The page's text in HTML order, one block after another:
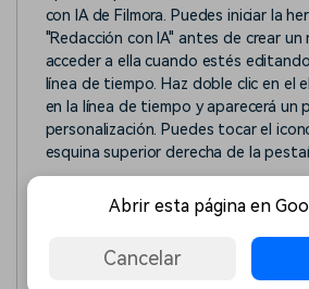
con IA de Filmora. Puedes iniciar la
"Redacción con IA" antes de crear
acceder a ella cuando estés
línea de tiempo. Haz doble clic en el
en la línea de tiempo y aparecerá un
personalización. Puedes tocar el
esquina superior derecha de la
Abrir esta página en
Cancelar